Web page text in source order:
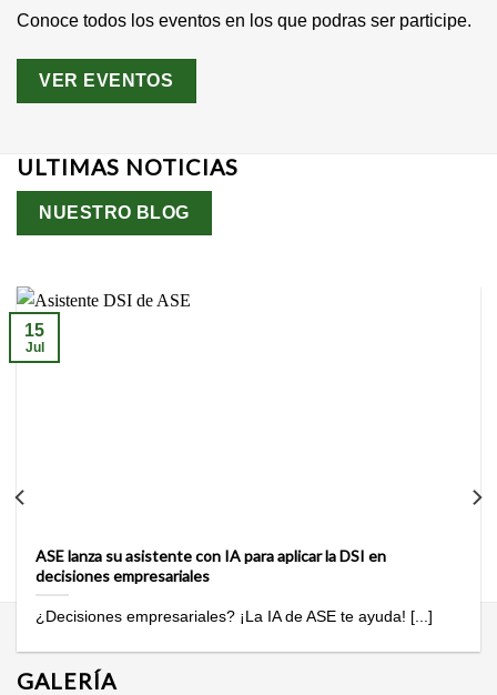
Conoce todos los eventos en los que podras ser participe.
VER EVENTOS
ULTIMAS NOTICIAS
NUESTRO BLOG
ASE lanza su asistente con IA para aplicar la DSI en
decisiones empresariales
¿Decisiones empresariales? ¡La IA de ASE te ayuda! [...]
15
Jul
GALERÍA